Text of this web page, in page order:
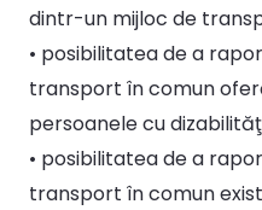
dintr-un mijloc de
• posibilitatea de a
transport în comun
persoanele cu
• posibilitatea de a
transport în comun